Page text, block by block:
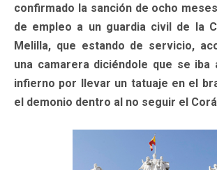
confirmado la sanción de ocho
de empleo a un guardia civil de la
Melilla, que estando de servicio,
una camarera diciéndole que se iba
infierno por llevar un tatuaje en el
el demonio dentro al no seguir el